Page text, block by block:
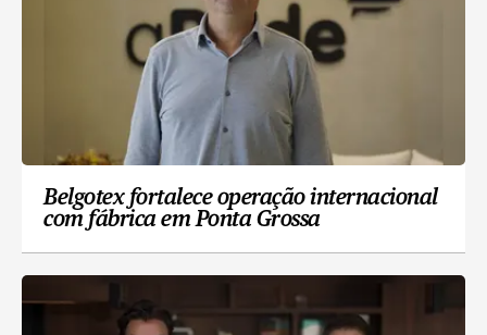
Belgotex fortalece operação internacional
com fábrica em Ponta Grossa